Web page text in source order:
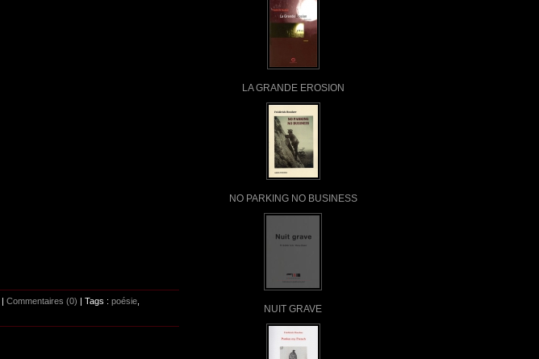
LA GRANDE EROSION
NO PARKING NO BUSINESS
NUIT GRAVE
Commentaires (0) | Tags : poésie,